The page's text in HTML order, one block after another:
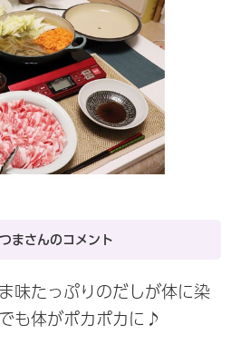
まさんのコメント
味たっぷりのだしが体に染
も体がポカポカに♪